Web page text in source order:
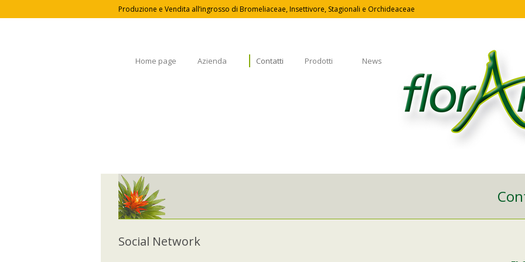
Produzione e Vendita all’ingrosso di Bromeliaceae, Insettivore, Stagionali e Orchideaceae
Home page Azienda Contatti Prodotti News
Social Network